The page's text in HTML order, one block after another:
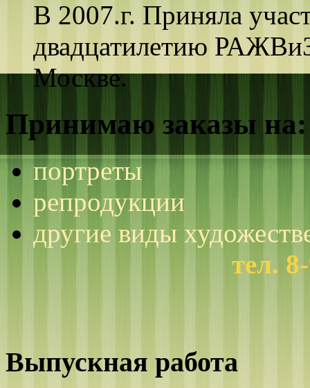
В 2007.г. Приняла
двадцатилетию
Москве.
Принимаю заказы на:
портреты
репродукции
другие виды
тел.
Выпускная работа